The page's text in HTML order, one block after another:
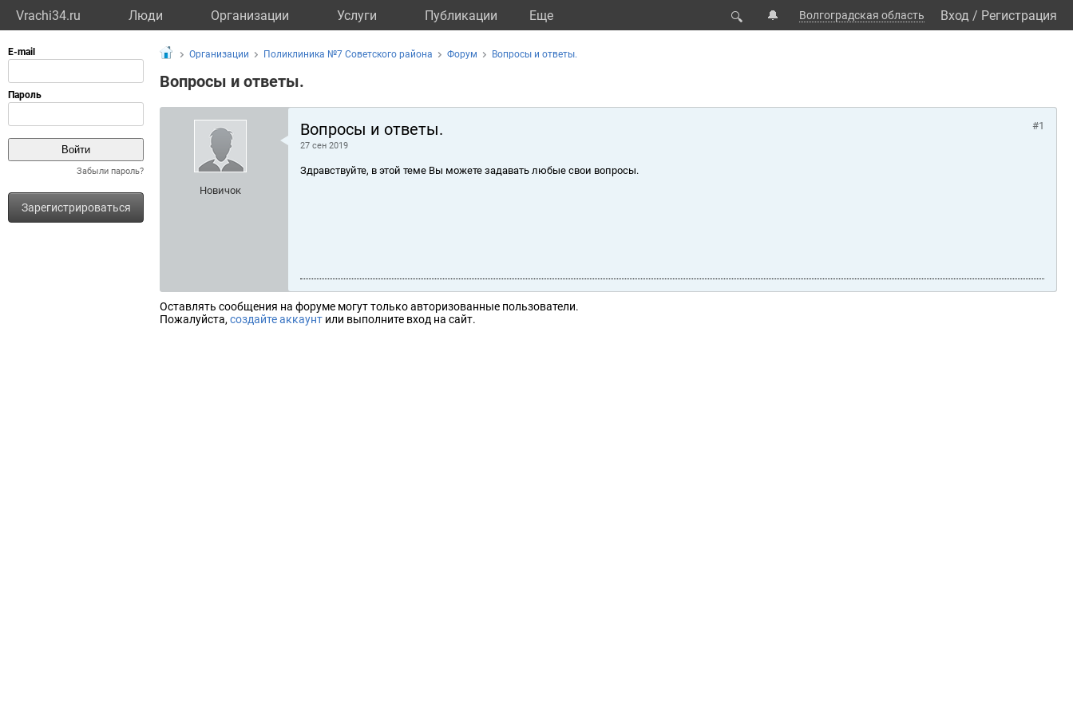
Vrachi34.ru Люди Организации Услуги Публикации Eще 🔍 🔔 Волгоградская область Вход / Регистрация
Забыли пароль?
Зарегистрироваться
Организации Поликлиника №7 Советского района Форум Вопросы и ответы.
Вопросы и ответы.
Новичок
Вопросы и ответы.
27 сен 2019
#1
Здравствуйте, в этой теме Вы можете задавать любые свои вопросы.
Оставлять сообщения на форуме могут только авторизованные пользователи.
Пожалуйста, создайте аккаунт или выполните вход на сайт.